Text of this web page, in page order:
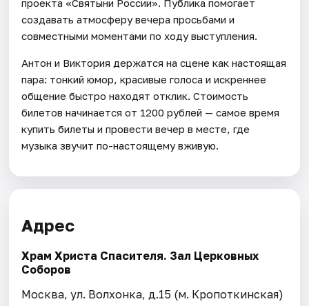
проекта «Святыни России». Публика помогает
создавать атмосферу вечера просьбами и
совместными моментами по ходу выступления.
Антон и Виктория держатся на сцене как настоящая
пара: тонкий юмор, красивые голоса и искреннее
общение быстро находят отклик. Стоимость
билетов начинается от 1200 рублей — самое время
купить билеты и провести вечер в месте, где
музыка звучит по-настоящему вживую.
Адрес
Храм Христа Спасителя. Зал Церковных
Соборов
Москва, ул. Волхонка, д.15 (м. Кропоткинская)